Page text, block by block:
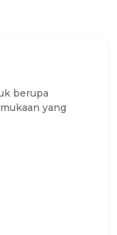
berupa
yang